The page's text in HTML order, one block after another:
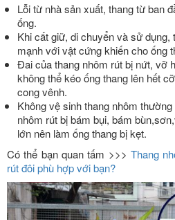
Lỗi từ nhà sản xuất, thang từ ban
ống.
Khi cất giữ, di chuyển và sử dụng,
mạnh với vật cứng khiến cho ống
Đai của thang nhôm rút bị nứt, vỡ
không thể kéo ống thang lên hết
cong vênh.
Không vệ sinh thang nhôm
nhôm rút bị bám bụi, bám
lớn nên làm ống thang bị kẹt.
Có thể bạn quan tấm >>> Thang
rút đôi phù hợp với bạn?